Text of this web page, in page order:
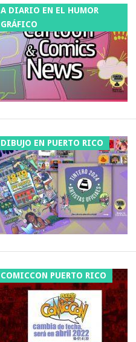
A DIARIO EN EL HUMOR
GRÁFICO
DIBUJO EN PUERTO RICO
COMICCON PUERTO RICO